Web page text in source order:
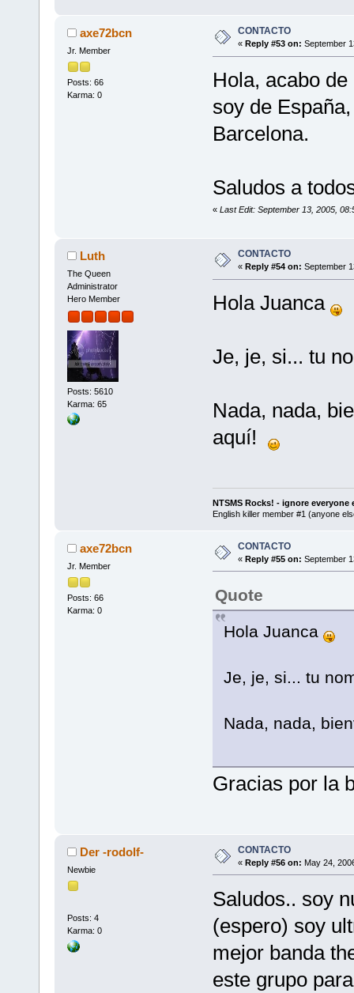
axe72bcn
Jr. Member
Posts: 66
Karma: 0
CONTACTO
« Reply #53 on: September
Hola, acabo
soy de
Barcelona.
Saludos a
« Last Edit: September 13, 2005,
Luth
The Queen
Administrator
Hero Member
Posts: 5610
Karma: 65
CONTACTO
« Reply #54 on: September
Hola Juanca
Je, je, si... tu
Nada, nada,
aquí!
NTSMS Rocks! - ignore everyone
English killer member #1 (anyone
axe72bcn
Jr. Member
Posts: 66
Karma: 0
CONTACTO
« Reply #55 on: September
Quote
Hola Juanca
Je, je, si... tu
Nada, nada,
Gracias por la
Der -rodolf-
Newbie
Posts: 4
Karma: 0
CONTACTO
« Reply #56 on: May 24,
Saludos.. soy
(espero) soy
mejor banda
este grupo